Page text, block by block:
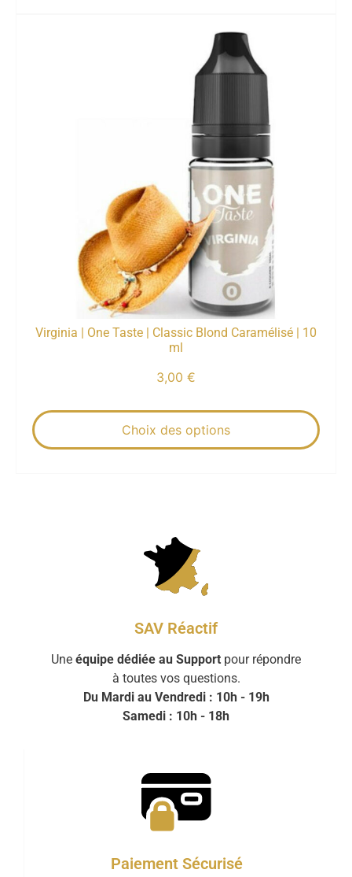
Virginia | One Taste | Classic Blond Caramélisé | 10
ml
3,00 €
Choix des options
SAV Réactif
Une équipe dédiée au Support pour répondre
à toutes vos questions.
Du Mardi au Vendredi : 10h - 19h
Samedi : 10h - 18h
Paiement Sécurisé